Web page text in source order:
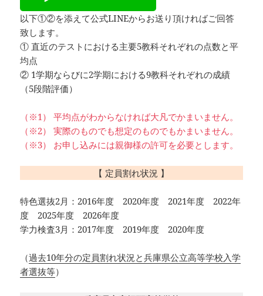
以下①②を添えて公式LINEからお送り頂ければご回答
致します。
① 直近のテストにおける主要5教科それぞれの点数と平
均点
② 1学期ならびに2学期における9教科それぞれの成績
（5段階評価）
（※1） 平均点がわからなければ大凡でかまいません。
（※2） 実際のものでも想定のものでもかまいません。
（※3） お申し込みには親御様の許可を必要とします。
【 定員割れ状況 】
特色選抜2月：2016年度 2020年度 2021年度 2022年
度 2025年度 2026年度
学力検査3月：2017年度 2019年度 2020年度
（過去10年分の定員割れ状況と兵庫県公立高等学校入学
者選抜等）